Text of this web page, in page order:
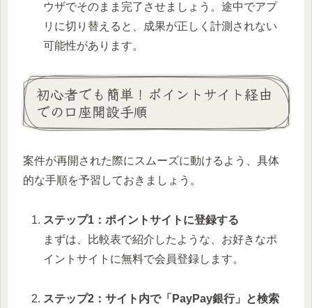
ウザでそのまま完了させましょう。途中でアプ
リに切り替えると、成果が正しく計測されない
可能性があります。
初心者でも簡単！ポイントサイト経由
での口座開設手順
案件が再開された際にスムーズに動けるよう、具体
的な手順を予習しておきましょう。
ステップ1：ポイントサイトに登録する
まずは、比較表で紹介したような、お好きなポ
イントサイトに無料で会員登録します。
ステップ2：サイト内で「PayPay銀行」と検索